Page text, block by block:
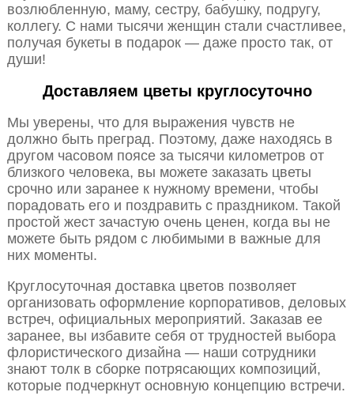
возлюбленную, маму, сестру, бабушку, подругу,
коллегу. С нами тысячи женщин стали счастливее,
получая букеты в подарок — даже просто так, от
души!
Доставляем цветы круглосуточно
Мы уверены, что для выражения чувств не
должно быть преград. Поэтому, даже находясь в
другом часовом поясе за тысячи километров от
близкого человека, вы можете заказать цветы
срочно или заранее к нужному времени, чтобы
порадовать его и поздравить с праздником. Такой
простой жест зачастую очень ценен, когда вы не
можете быть рядом с любимыми в важные для
них моменты.
Круглосуточная доставка цветов позволяет
организовать оформление корпоративов, деловых
встреч, официальных мероприятий. Заказав ее
заранее, вы избавите себя от трудностей выбора
флористического дизайна — наши сотрудники
знают толк в сборке потрясающих композиций,
которые подчеркнут основную концепцию встречи.